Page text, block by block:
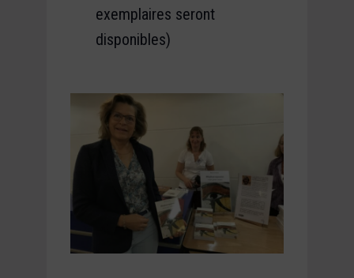
exemplaires seront
disponibles)